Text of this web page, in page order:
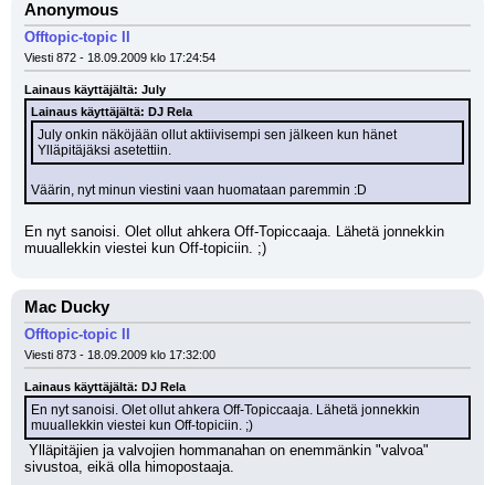
Anonymous
Offtopic-topic II
Viesti 872 - 18.09.2009 klo 17:24:54
Lainaus käyttäjältä: July
Lainaus käyttäjältä: DJ Rela
July onkin näköjään ollut aktiivisempi sen jälkeen kun hänet
Ylläpitäjäksi asetettiin.
Väärin, nyt minun viestini vaan huomataan paremmin :D
En nyt sanoisi. Olet ollut ahkera Off-Topiccaaja. Lähetä jonnekkin
muuallekkin viestei kun Off-topiciin. ;)
Mac Ducky
Offtopic-topic II
Viesti 873 - 18.09.2009 klo 17:32:00
Lainaus käyttäjältä: DJ Rela
En nyt sanoisi. Olet ollut ahkera Off-Topiccaaja. Lähetä jonnekkin
muuallekkin viestei kun Off-topiciin. ;)
sivustoa, eikä olla himopostaaja.